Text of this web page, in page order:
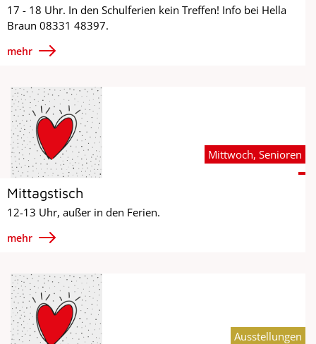
17 - 18 Uhr. In den Schulferien kein Treffen! Info bei Hella
Braun 08331 48397.
mehr
Mittagstisch
12-13 Uhr, außer in den Ferien.
mehr
Mittwoch, Senioren
Ausstellungen